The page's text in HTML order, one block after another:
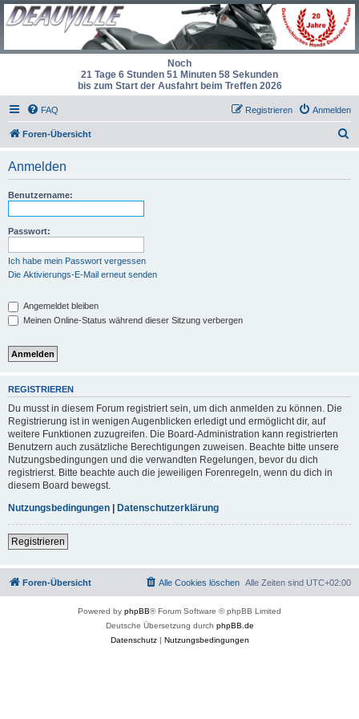
Noch
21 Tage 6 Stunden 51 Minuten 58 Sekunden
bis zum Start der Ausfahrt beim Treffen 2026
FAQ Anmelden
Registrieren
Foren-Übersicht
Anmelden
Benutzername:
Passwort:
Ich habe mein Passwort vergessen
Die Aktivierungs-E-Mail erneut senden
Angemeldet bleiben
Meinen Online-Status während dieser Sitzung verbergen
REGISTRIEREN
Du musst in diesem Forum registriert sein, um dich anmelden zu können. Die
Registrierung ist in wenigen Augenblicken erledigt und ermöglicht dir, auf
weitere Funktionen zuzugreifen. Die Board-Administration kann registrierten
Benutzern auch zusätzliche Berechtigungen zuweisen. Beachte bitte unsere
Nutzungsbedingungen und die verwandten Regelungen, bevor du dich
registrierst. Bitte beachte auch die jeweiligen Forenregeln, wenn du dich in
diesem Board bewegst.
Nutzungsbedingungen | Datenschutzerklärung
Registrieren
Foren-Übersicht Alle Zeiten sind UTC+02:00
Alle Cookies löschen
Powered by phpBB® Forum Software © phpBB Limited
Deutsche Übersetzung durch phpBB.de
Datenschutz| Nutzungsbedingungen